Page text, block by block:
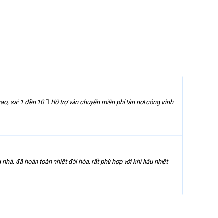
sai 1 đền 10  Hỗ trợ vận chuyển miễn phí tận nơi công trình
đã hoàn toàn nhiệt đới hóa, rất phù hợp với khí hậu nhiệt